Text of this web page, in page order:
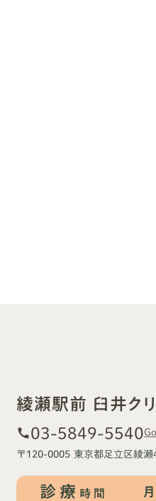
綾瀬駅前 臼井ク
call03-5849-5540
〒120-0005 東京都足立区綾